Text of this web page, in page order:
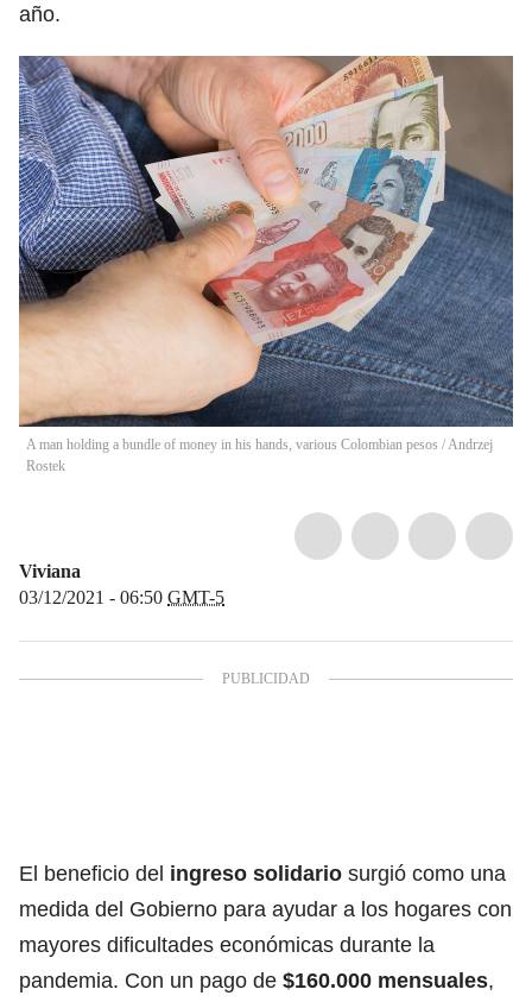
año.
A man holding a bundle of money in his hands, various Colombian pesos /Andrzej
Rostek
Viviana
03/12/2021 - 06:50 GMT-5
El beneficio del ingreso solidario surgió como una
medida del Gobierno para ayudar a los hogares con
mayores dificultades económicas durante la
pandemia. Con un pago de $160.000 mensuales,